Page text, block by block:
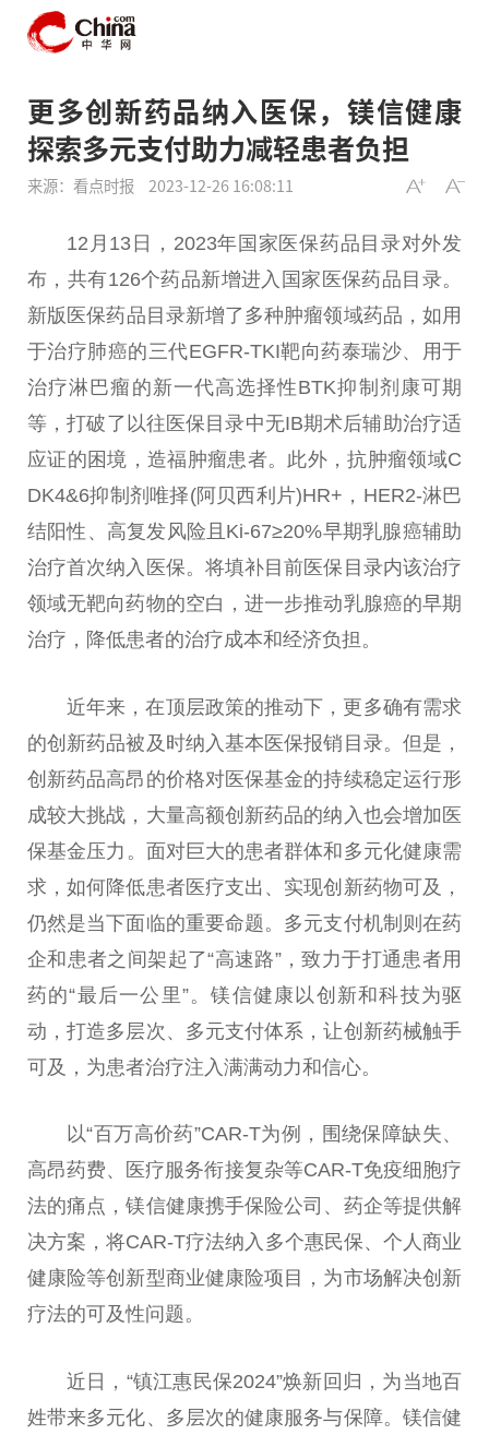
更多创新药品纳入医保，镁信健康
探索多元支付助力减轻患者负担
来源：看点时报 2023-12-26 16:08:11
​12月13日，2023年国家医保药品目录对外发
布，共有126个药品新增进入 国家 医保药品目录。
新版 医保药品目录新增了多种肿瘤领域药品，如用
于治疗 肺癌的三代EGFR-TKI靶向药泰瑞沙、用于
治疗淋巴瘤的新一代高选择性BTK抑制剂康可期
等，打破了以往医保目录中无IB期术后辅助治疗适
应证的困境，造福肿瘤患者。此外，抗肿瘤领域C
DK4&6抑制剂唯择(阿贝西利片)HR+，HER2-淋巴
结阳性 、高复发风险且Ki-67≥20%早期乳腺癌辅助
治疗首次纳入 医保。将填补目前医保 目录内该治疗
领域无靶向药物的空白，进一步推动乳腺癌的早期
治疗 ，降低患者的治疗成本和经济负担。
近年来，在顶层政策的推动下，更多确有需求
的创新药品被及时纳入基本医保报销目录。但是，
创新药品高昂的价格对医保基金的持续稳定运行形
成较大挑战，大量高额创新药品的纳入也会增加 医
保基金压力。面对巨大的患者群体和多元化健康需
求，如何降低患者医疗支出、实现创新药物可及，
仍然是当下面临的重要命题。多元支付机制则在药
企和患者之间架起了“高速路”，致力于打通患者用
药的“最后一公里”。镁信健康以创新和科技为驱
动，打造多层次、多元支付体系，让创新药械触手
可及，为患者治疗注入满满动力和信心。
以“百万高价药”CAR-T为例，围绕保障缺失、
高昂药费、医疗服务衔接复杂等CAR-T免疫细胞疗
法的痛点，镁信健康携手保险公司、药企等提供解
决方案，将CAR-T疗法纳入多个惠民保、个人商业
健康险等创新型商业健康险项目，为市场解决创新
疗法的可及性问题。
近 日，“镇江惠民保2024”焕新回归，为当地百
姓带来多元化、多层次的健康服务与保障。镁信健